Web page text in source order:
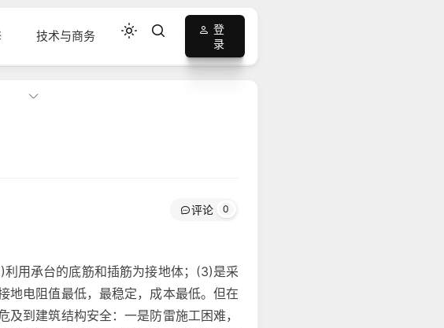
技术与商务
登
录
评论 0
用承台的底筋和插筋为接地体；(3)是采
地电阻值最低，最稳定，成本最低。但在
到建筑结构安全：一是防雷施工困难，